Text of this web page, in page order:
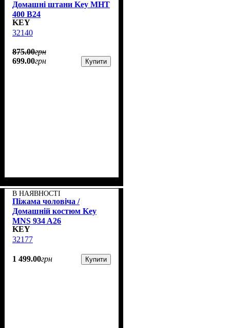
Домашні штани Key MHT
400 B24
KEY
32140
875.00грн
699.00грн Купити
В НАЯВНОСТІ
Піжама чоловіча /
Домашній костюм Key
MNS 934 A26
KEY
32177
1 499.00грн Купити